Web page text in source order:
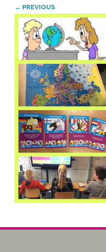
← PREVIOUS